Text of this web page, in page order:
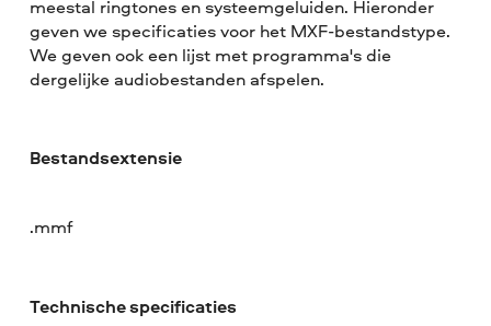
meestal ringtones en systeemgeluiden. Hieronder
geven we specificaties voor het MXF-bestandstype.
We geven ook een lijst met programma's die
dergelijke audiobestanden afspelen.
Bestandsextensie
.mmf
Technische specificaties